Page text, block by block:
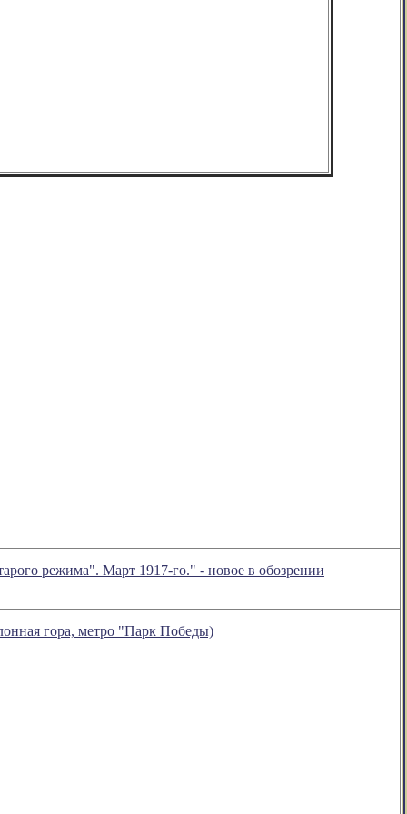
режима". Март 1917-го." - новое в обозрении
гора, метро "Парк Победы)